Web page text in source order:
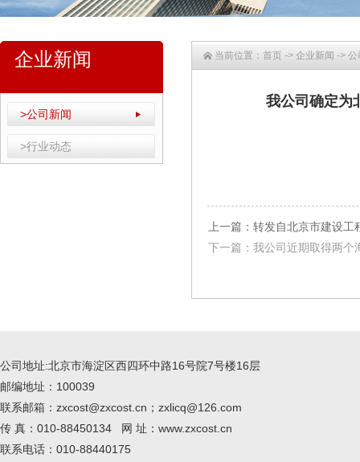
企业新闻
>公司新闻
>行业动态
当前位置： 首页 -> 企业新闻 -> 公
我公司确定为
上一篇：转发自北京市建设
下一篇：我公司近期取得两个
公司地址:北京市海淀区西四环中路16号院7号楼16层
邮编地址：100039
联系邮箱：zxcost@zxcost.cn；zxlicq@126.com
传 真：010-88450134 网 址：www.zxcost.cn
联系电话：010-88440175